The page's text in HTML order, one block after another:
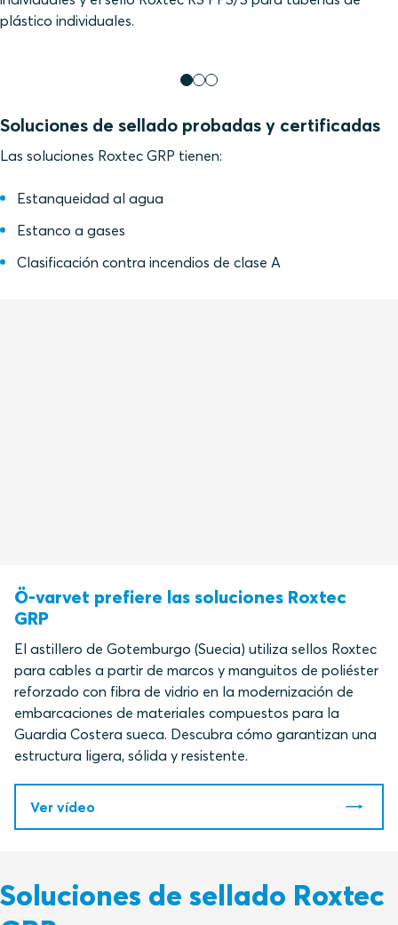
plástico individuales.
Soluciones de sellado probadas y certificadas
Las soluciones Roxtec GRP tienen:
Estanqueidad al agua
Estanco a gases
Clasificación contra incendios de clase A
Ö-varvet prefiere las soluciones Roxtec
GRP
El astillero de Gotemburgo (Suecia) utiliza sellos Roxtec
para cables a partir de marcos y manguitos de poliéster
reforzado con fibra de vidrio en la modernización de
embarcaciones de materiales compuestos para la
Guardia Costera sueca. Descubra cómo garantizan una
estructura ligera, sólida y resistente.
Ver vídeo
Soluciones de sellado Roxtec